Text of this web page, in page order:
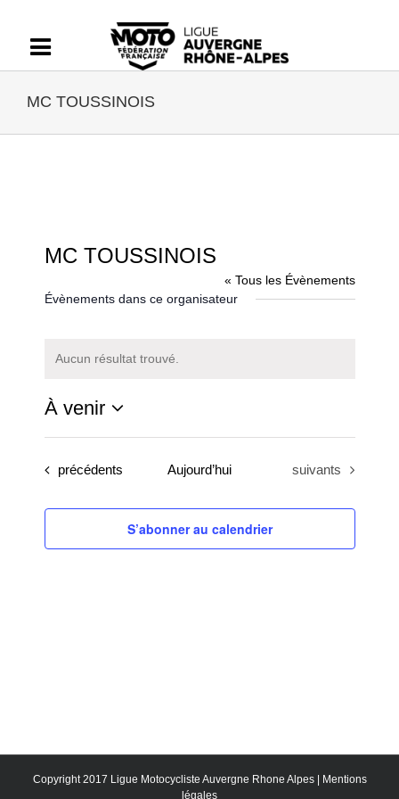
contenu
MC TOUSSINOIS
MC TOUSSINOIS
« Tous les Évènements
Évènements dans ce organisateur
Notice
Aucun résultat trouvé.
À venir
Sélectionnez
uneÉvènements
précédents Aujourd’hui Évènements
suivants
S’abonner au calendrier
Copyright 2017 Ligue Motocycliste Auvergne Rhone Alpes |
Mentions
légales